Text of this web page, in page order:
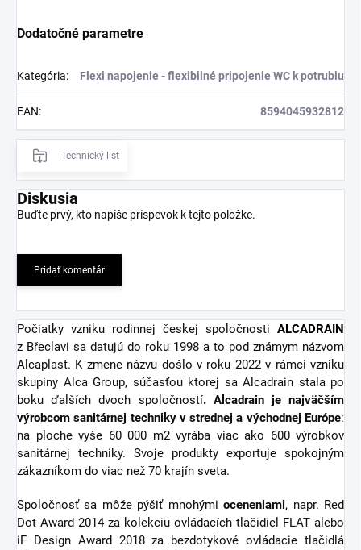
Dodatočné parametre
Kategória: Flexi napojenie - flexibilné pripojenie WC k potrubiu
EAN: 8594045932812
Technický list
Diskusia
Buďte prvý, kto napíše príspevok k tejto položke.
Pridať komentár
Počiatky vzniku rodinnej českej spoločnosti ALCADRAIN
z Břeclavi sa datujú do roku 1998 a to pod známym názvom
Alcaplast. K zmene názvu došlo v roku 2022 v rámci vzniku
skupiny Alca Group, súčasťou ktorej sa Alcadrain stala po
boku ďalších dvoch spoločností. Alcadrain je najväčším
výrobcom sanitárnej techniky v strednej a východnej Európe:
na ploche vyše 60 000 m2 vyrába viac ako 600 výrobkov
sanitárnej techniky. Svoje produkty exportuje spokojným
zákazníkom do viac než 70 krajín sveta.
Spoločnosť sa môže pýšiť mnohýmioceneniami, napr. Red
Dot Award 2014 za kolekciu ovládacích tlačidiel FLAT alebo
iF Design Award 2018 za bezdotykové ovládacie tlačidlá